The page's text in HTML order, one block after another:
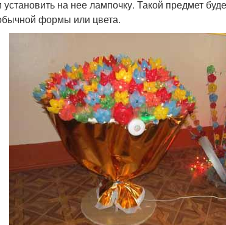
установить на нее лампочку. Такой предмет
формы или цвета.